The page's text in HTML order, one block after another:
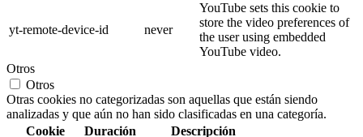
yt-remote-device-id never
YouTube sets this cookie to
store the video preferences of
the user using embedded
YouTube video.
Otros
Otros
Otras cookies no categorizadas son aquellas que están siendo
analizadas y que aún no han sido clasificadas en una categoría.
Cookie
Duración Descripción